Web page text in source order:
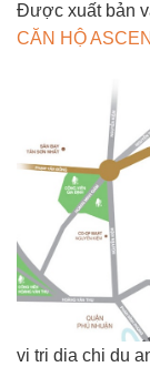
Được xuất bản
CĂN HỘ
vi tri dia chi du